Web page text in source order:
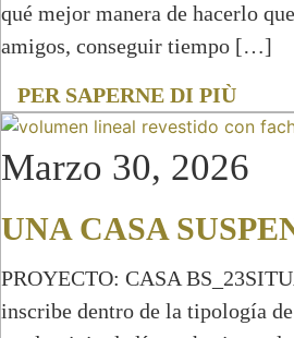
qué mejor manera de hacerlo
amigos, conseguir tiempo […]
PER SAPERNE DI PIÙ
Marzo 30, 2026
UNA CASA
PROYECTO: CASA
inscribe dentro de la tipología